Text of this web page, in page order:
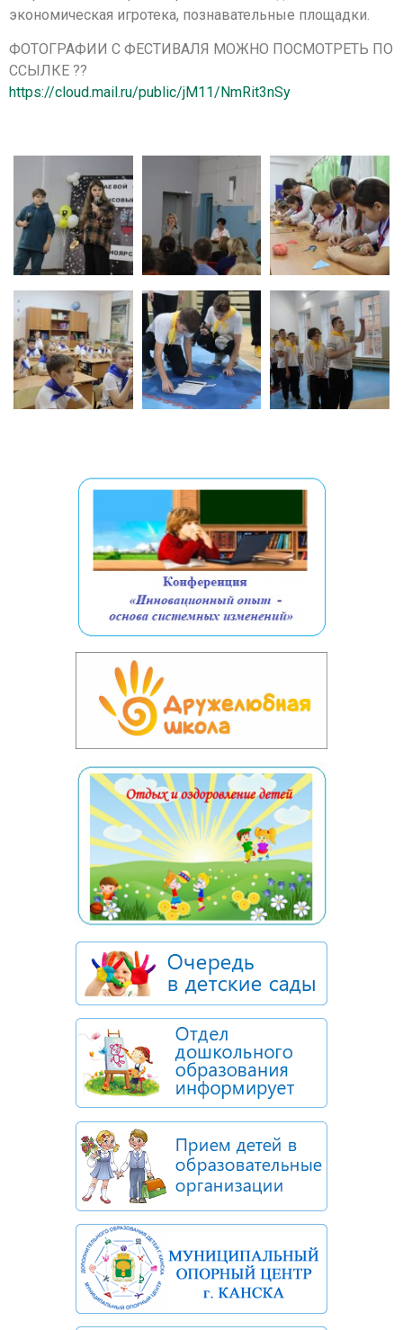
экономическая игротека, познавательные площадки.
ФОТОГРАФИИ С ФЕСТИВАЛЯ МОЖНО ПОСМОТРЕТЬ ПО
ССЫЛКЕ ??
https://cloud.mail.ru/public/jM11/NmRit3nSy